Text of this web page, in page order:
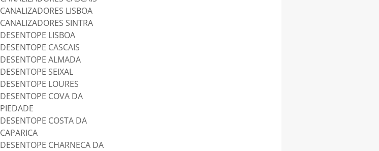
CANALIZADORES LISBOA
CANALIZADORES SINTRA
DESENTOPE LISBOA
DESENTOPE CASCAIS
DESENTOPE ALMADA
DESENTOPE SEIXAL
DESENTOPE LOURES
DESENTOPE COVA DA
PIEDADE
DESENTOPE COSTA DA
CAPARICA
DESENTOPE CHARNECA DA